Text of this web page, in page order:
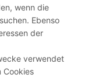
wenn die
Ebenso
der
verwendet
Cookies